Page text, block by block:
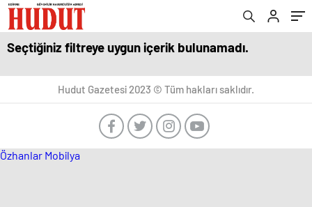
Seçtiğiniz filtreye uygun içerik bulunamadı.
Hudut Gazetesi 2023 © Tüm hakları saklıdır.
Özhanlar Mobilya